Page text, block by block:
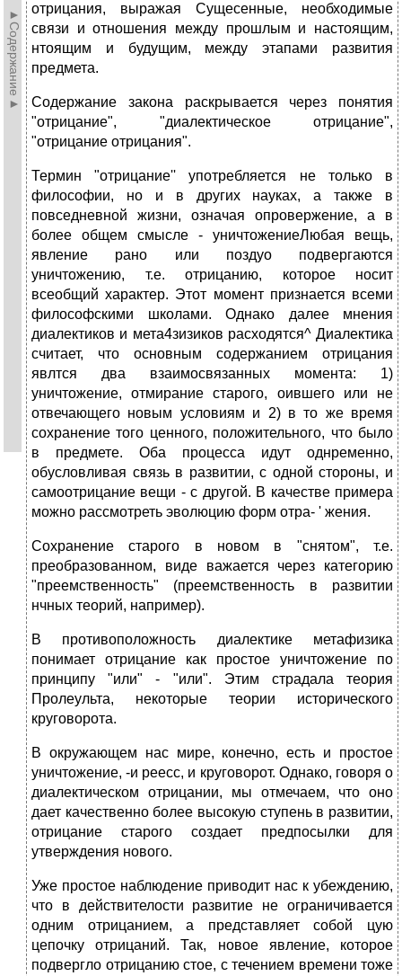
►Содержание►
отрицания, выражая Сущесенные, необходимые
связи и отношения между прошлым и настоящим,
нтоящим и будущим, между этапами развития
предмета.
Содержание закона раскрывается через понятия
"отрицание", "диалектическое отрицание",
"отрицание отрицания".
Термин "отрицание'' употребляется не только в
философии, но и в других науках, а также в
повседневной жизни, означая опровержение, а в
более общем смысле - уничтожениеЛюбая вещь,
явление рано или поздуо подвергаются
уничтожению, т.е. отрицанию, которое носит
всеобщий характер. Этот момент признается всеми
философскими школами. Однако далее мнения
диалектиков и мета4зизиков расходятся^ Диалектика
считает, что основным содержанием отрицания
явлтся два взаимосвязанных момента: 1)
уничтожение, отмирание старого, оившего или не
отвечающего новым условиям и 2) в то же время
сохранение того ценного, положительного, что было
в предмете. Оба процесса идут однременно,
обусловливая связь в развитии, с одной стороны, и
самоотрицание вещи - с другой. В качестве примера
можно рассмотреть эволюцию форм отра- ' жения.
Сохранение старого в новом в "снятом", т.е.
преобразованном, виде важается через категорию
"преемственность" (преемственность в развитии
нчных теорий, например).
В противоположность диалектике метафизика
понимает отрицание как простое уничтожение по
принципу "или" - "или". Этим страдала теория
Пролеульта, некоторые теории исторического
круговорота.
В окружающем нас мире, конечно, есть и простое
уничтожение, -и реесс, и круговорот. Однако, говоря о
диалектическом отрицании, мы отмечаем, что оно
дает качественно более высокую ступень в развитии,
отрицание старого создает предпосылки для
утверждения нового.
Уже простое наблюдение приводит нас к убеждению,
что в действителости развитие не ограничивается
одним отрицанием, а представляет собой цую
цепочку отрицаний. Так, новое явление, которое
подвергло отрицанию стое, с течением времени тоже